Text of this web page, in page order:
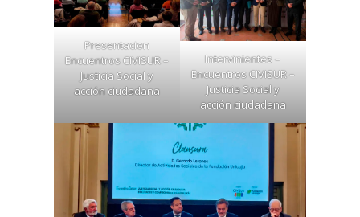
Presentacion
Encuentros CIVISUR –
Justicia Social y
acción ciudadana
Intervinientes –
Encuentros CIVISUR –
Justicia Social y
acción ciudadana